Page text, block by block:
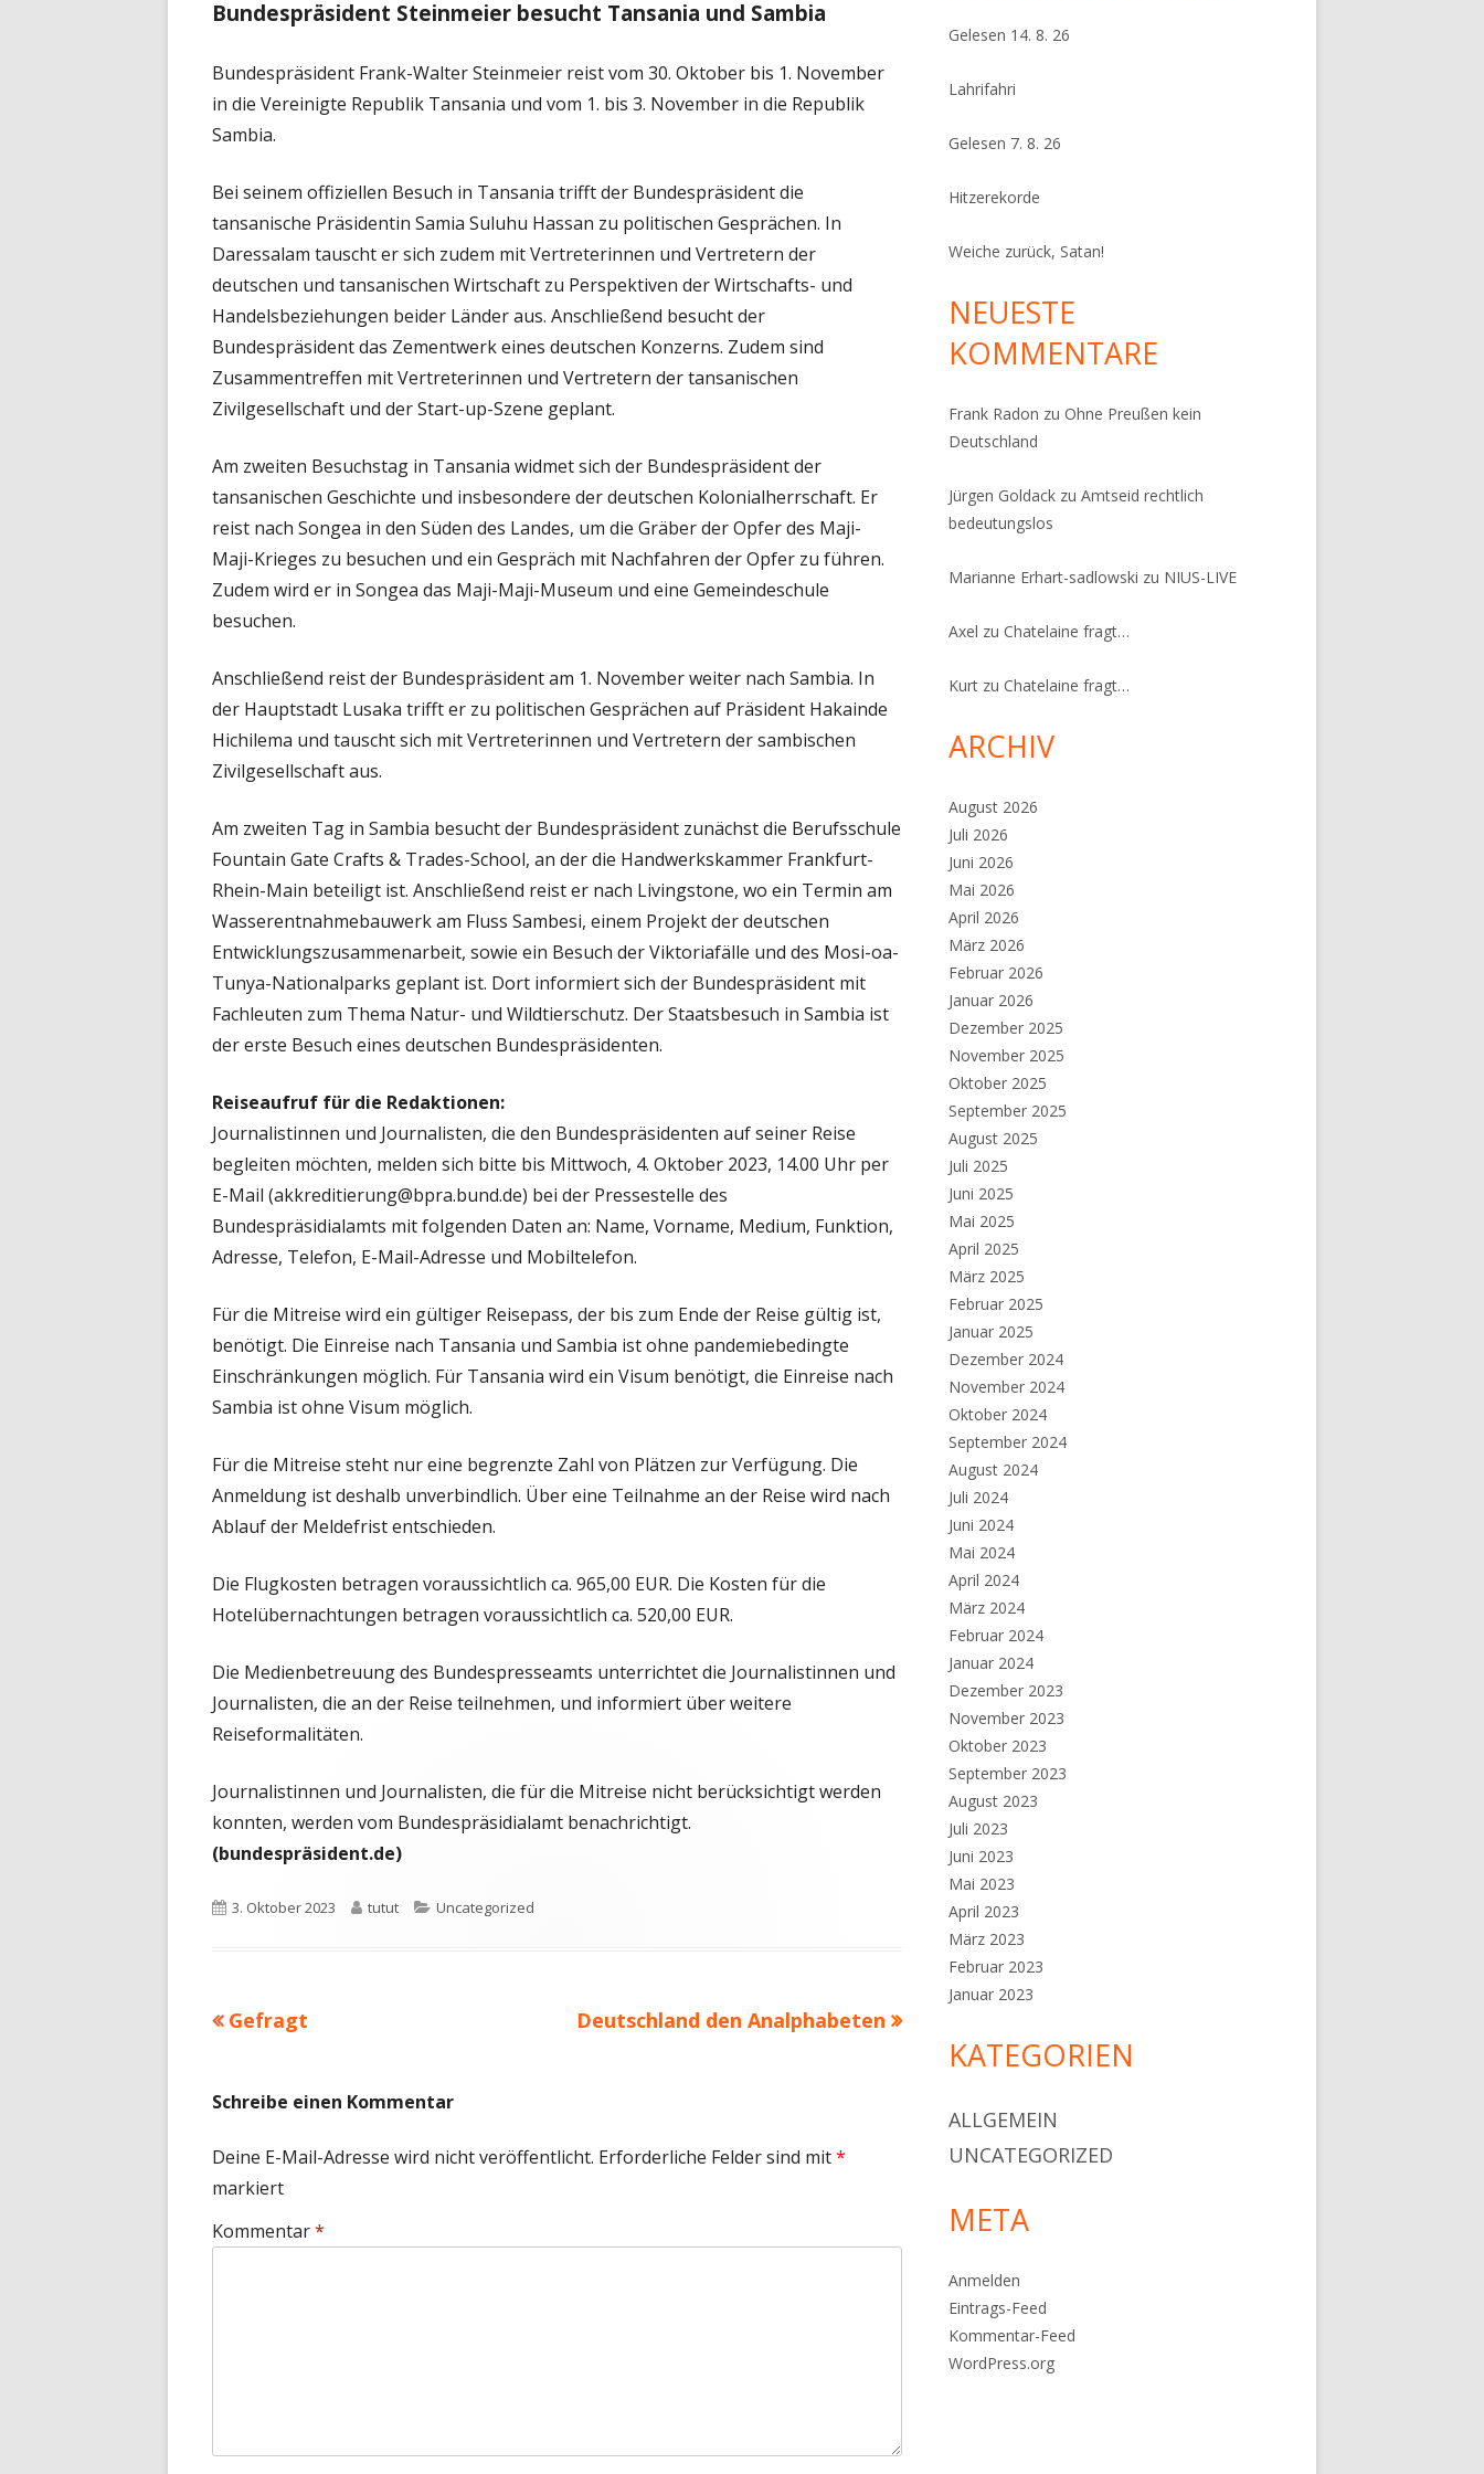
Bundespräsident Steinmeier besucht Tansania und Sambia
Bundespräsident Frank-Walter Steinmeier reist vom 30. Oktober bis 1. November
in die Vereinigte Republik Tansania und vom 1. bis 3. November in die Republik
Sambia.
Bei seinem offiziellen Besuch in Tansania trifft der Bundespräsident die
tansanische Präsidentin Samia Suluhu Hassan zu politischen Gesprächen. In
Daressalam tauscht er sich zudem mit Vertreterinnen und Vertretern der
deutschen und tansanischen Wirtschaft zu Perspektiven der Wirtschafts- und
Handelsbeziehungen beider Länder aus. Anschließend besucht der
Bundespräsident das Zementwerk eines deutschen Konzerns. Zudem sind
Zusammentreffen mit Vertreterinnen und Vertretern der tansanischen
Zivilgesellschaft und der Start-up-Szene geplant.
Am zweiten Besuchstag in Tansania widmet sich der Bundespräsident der
tansanischen Geschichte und insbesondere der deutschen Kolonialherrschaft. Er
reist nach Songea in den Süden des Landes, um die Gräber der Opfer des Maji-
Maji-Krieges zu besuchen und ein Gespräch mit Nachfahren der Opfer zu führen.
Zudem wird er in Songea das Maji-Maji-Museum und eine Gemeindeschule
besuchen.
Anschließend reist der Bundespräsident am 1. November weiter nach Sambia. In
der Hauptstadt Lusaka trifft er zu politischen Gesprächen auf Präsident Hakainde
Hichilema und tauscht sich mit Vertreterinnen und Vertretern der sambischen
Zivilgesellschaft aus.
Am zweiten Tag in Sambia besucht der Bundespräsident zunächst die Berufsschule
Fountain Gate Crafts & Trades-School, an der die Handwerkskammer Frankfurt-
Rhein-Main beteiligt ist. Anschließend reist er nach Livingstone, wo ein Termin am
Wasserentnahmebauwerk am Fluss Sambesi, einem Projekt der deutschen
Entwicklungszusammenarbeit, sowie ein Besuch der Viktoriafälle und des Mosi-oa-
Tunya-Nationalparks geplant ist. Dort informiert sich der Bundespräsident mit
Fachleuten zum Thema Natur- und Wildtierschutz. Der Staatsbesuch in Sambia ist
der erste Besuch eines deutschen Bundespräsidenten.
Reiseaufruf für die Redaktionen:
Journalistinnen und Journalisten, die den Bundespräsidenten auf seiner Reise
begleiten möchten, melden sich bitte bis Mittwoch, 4. Oktober 2023, 14.00 Uhr per
E-Mail (akkreditierung@bpra.bund.de) bei der Pressestelle des
Bundespräsidialamts mit folgenden Daten an: Name, Vorname, Medium, Funktion,
Adresse, Telefon, E-Mail-Adresse und Mobiltelefon.
Für die Mitreise wird ein gültiger Reisepass, der bis zum Ende der Reise gültig ist,
benötigt. Die Einreise nach Tansania und Sambia ist ohne pandemiebedingte
Einschränkungen möglich. Für Tansania wird ein Visum benötigt, die Einreise nach
Sambia ist ohne Visum möglich.
Für die Mitreise steht nur eine begrenzte Zahl von Plätzen zur Verfügung. Die
Anmeldung ist deshalb unverbindlich. Über eine Teilnahme an der Reise wird nach
Ablauf der Meldefrist entschieden.
Die Flugkosten betragen voraussichtlich ca. 965,00 EUR. Die Kosten für die
Hotelübernachtungen betragen voraussichtlich ca. 520,00 EUR.
Die Medienbetreuung des Bundespresseamts unterrichtet die Journalistinnen und
Journalisten, die an der Reise teilnehmen, und informiert über weitere
Reiseformalitäten.
Journalistinnen und Journalisten, die für die Mitreise nicht berücksichtigt werden
konnten, werden vom Bundespräsidialamt benachrichtigt.
(bundespräsident.de)
Veröffentlicht
3. Oktober 2023 Autor
tutut Kategorien
Uncategorized
Beitragsnavigation
Vorheriger
Gefragt
Nächster
Deutschland den Analphabeten
Schreibe einen Kommentar
Deine E-Mail-Adresse wird nicht veröffentlicht. Erforderliche Felder sind mit*
markiert
Kommentar*
Gelesen 14. 8. 26
Lahrifahri
Gelesen 7. 8. 26
Hitzerekorde
Weiche zurück, Satan!
NEUESTE
KOMMENTARE
Frank Radon zuOhne Preußen kein
Deutschland
Jürgen Goldack zuAmtseid rechtlich
bedeutungslos
Marianne Erhart-sadlowski zu NIUS-LIVE
Axel zuChatelaine fragt…
Kurt zuChatelaine fragt…
ARCHIV
August 2026
Juli 2026
Juni 2026
Mai 2026
April 2026
März 2026
Februar 2026
Januar 2026
Dezember 2025
November 2025
Oktober 2025
September 2025
August 2025
Juli 2025
Juni 2025
Mai 2025
April 2025
März 2025
Februar 2025
Januar 2025
Dezember 2024
November 2024
Oktober 2024
September 2024
August 2024
Juli 2024
Juni 2024
Mai 2024
April 2024
März 2024
Februar 2024
Januar 2024
Dezember 2023
November 2023
Oktober 2023
September 2023
August 2023
Juli 2023
Juni 2023
Mai 2023
April 2023
März 2023
Februar 2023
Januar 2023
KATEGORIEN
ALLGEMEIN
UNCATEGORIZED
META
Anmelden
Eintrags-Feed
Kommentar-Feed
WordPress.org